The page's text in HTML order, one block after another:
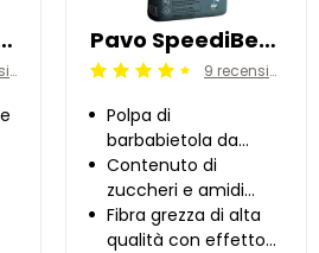
15 kg
22 recensioni
Pavo SpeediBeet 15 kg
Beoordeling: 4.5/5 9 recensioni
Polpa di
barbabietola da
zucchero con breve
tempo di ammollo
Contenuto di
zuccheri e amidi
molto basso
Fibra grezza di alta
qualità con effetto